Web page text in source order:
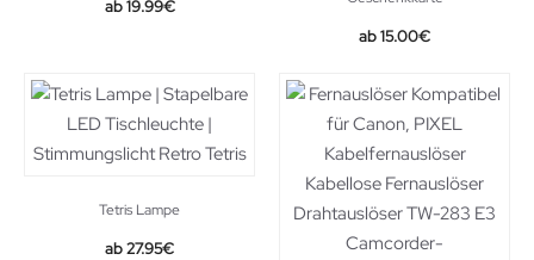
19.99€
15.00€
Tetris Lampe
27.95€